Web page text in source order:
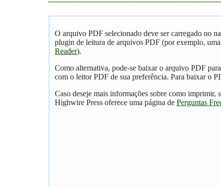
O arquivo PDF selecionado deve ser carregado no
plugin de leitura de arquivos PDF (por exemplo,
Reader).
Como alternativa, pode-se baixar o arquivo PDF
com o leitor PDF de sua preferência. Para baixar o
Caso deseje mais informações sobre como imprimir,
Highwire Press oferece uma página de Perguntas